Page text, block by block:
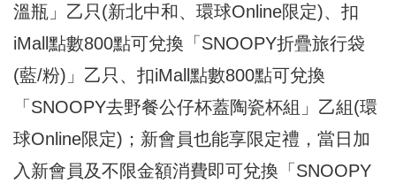
溫瓶」乙只(新北中和、環球Online限定)、扣
iMall點數800點可兌換「SNOOPY折疊旅行袋
(藍/粉)」乙只、扣iMall點數800點可兌換
「SNOOPY去野餐公仔杯蓋陶瓷杯組」乙組(環
球Online限定)；新會員也能享限定禮，當日加
入新會員及不限金額消費即可兌換「SNOOPY